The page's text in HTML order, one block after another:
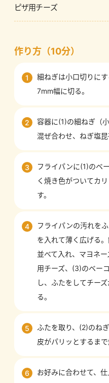
ピザ用チーズ
作り方（10分）
1
細ねぎは小口切りに
7mm幅に切る。
2
容器に(1)の細ねぎ（
混ぜ合わせ、ねぎ塩昆
3
フライパンに(1)のベ
く焼き色がついてカ
す。
4
フライパンの汚れを
を入れて薄く広げる
並べて入れ、マヨネ
用チーズ、(3)のベー
し、ふたをしてチー
る。
5
ふたを取り、(2)のね
皮がパリッとするまで
6
お好みに合わせて、